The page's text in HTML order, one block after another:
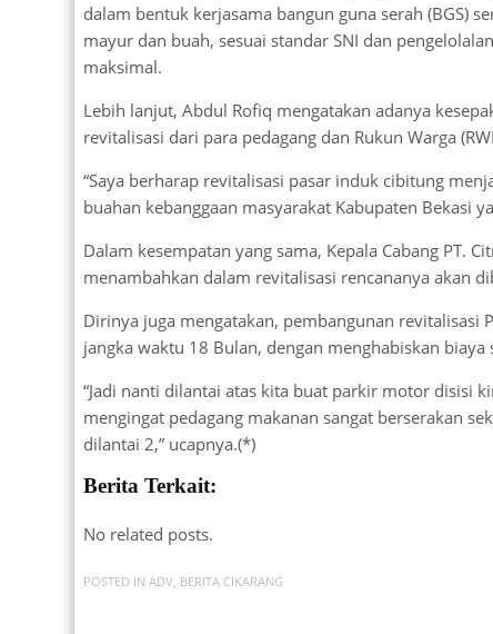
dalam bentuk kerjasama bangun guna serah (BGS)
mayur dan buah, sesuai standar SNI dan
maksimal.
Lebih lanjut, Abdul Rofiq mengatakan adanya
revitalisasi dari para pedagang dan Rukun Warga
“Saya berharap revitalisasi pasar induk cibitung
buahan kebanggaan masyarakat Kabupaten Bekasi
Dalam kesempatan yang sama, Kepala Cabang PT.
menambahkan dalam revitalisasi rencananya akan
Dirinya juga mengatakan, pembangunan revitalisasi
jangka waktu 18 Bulan, dengan menghabiskan
“Jadi nanti dilantai atas kita buat parkir motor disisi
mengingat pedagang makanan sangat berserakan
dilantai 2,” ucapnya.(*)
Berita Terkait:
No related posts.
POSTED IN ADV, BERITA CIKARANG